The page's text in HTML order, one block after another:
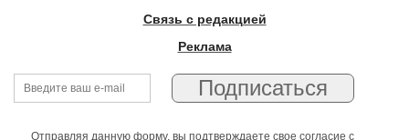
Связь с редакцией
Реклама
Отправляя данную форму, вы подтверждаете свое согласие с